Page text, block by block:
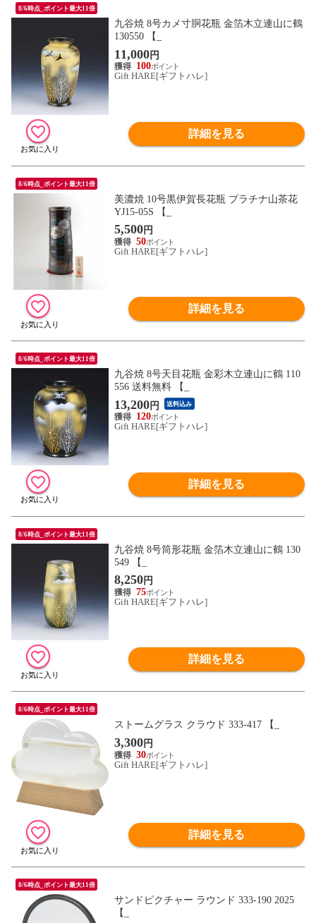
8/6時点_ポイント最大11倍
九谷焼 8号カメ寸胴花瓶 金箔木立連山に鶴
130550 【_
11,000円
100
Gift HARE[ギフトハレ]
詳細を見る
8/6時点_ポイント最大11倍
美濃焼 10号黒伊賀長花瓶 プラチナ山茶花
YJ15‐05S 【_
5,500円
50
Gift HARE[ギフトハレ]
詳細を見る
8/6時点_ポイント最大11倍
九谷焼 8号天目花瓶 金彩木立連山に鶴 110
556 送料無料 【_
13,200円 送料込み
120
Gift HARE[ギフトハレ]
詳細を見る
8/6時点_ポイント最大11倍
九谷焼 8号筒形花瓶 金箔木立連山に鶴 130
549 【_
8,250円
75
Gift HARE[ギフトハレ]
詳細を見る
8/6時点_ポイント最大11倍
ストームグラス クラウド 333-417 【_
3,300円
30
Gift HARE[ギフトハレ]
詳細を見る
8/6時点_ポイント最大11倍
サンドピクチャー ラウンド 333-190 2025
【_